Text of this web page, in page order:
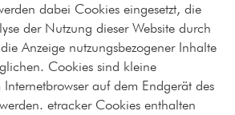
dabei Cookies eingesetzt, die
der Nutzung dieser Website durch
Anzeige nutzungsbezogener Inhalte
Cookies sind kleine
auf dem Endgerät des
etracker Cookies enthalten